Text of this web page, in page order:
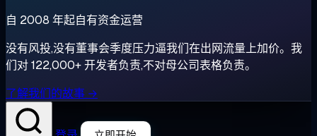
自 2008 年起自有资金运营
没有风投,没有董事会季度压力逼我们在出网流量上加价。我
们对 122,000+ 开发者负责,不对母公司表格负责。
了解我们的故事 →